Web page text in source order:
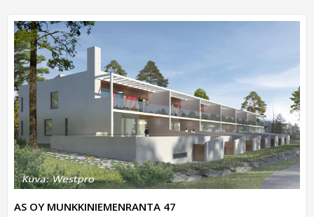
AS OY MUNKKINIEMENRANTA 47